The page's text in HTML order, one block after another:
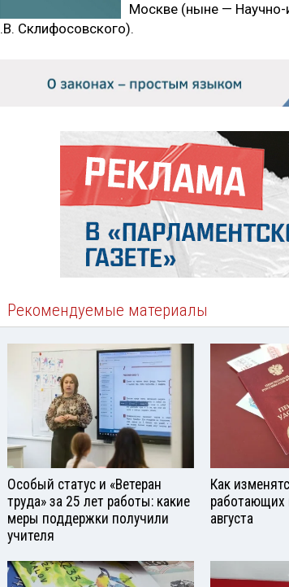
Москве (ныне — Научно-
Склифосовского).
Рекомендуемые материалы
Особый статус и «Ветеран
труда» за 25 лет работы: какие
меры поддержки получили
учителя
Как
работающих
августа